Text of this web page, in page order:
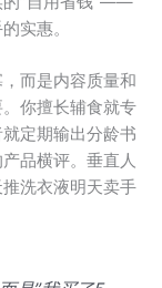
实惠。
而是内容质量和
你擅长辅食就专
定期输出分龄书
品横评。垂直人
洗衣液明天卖手